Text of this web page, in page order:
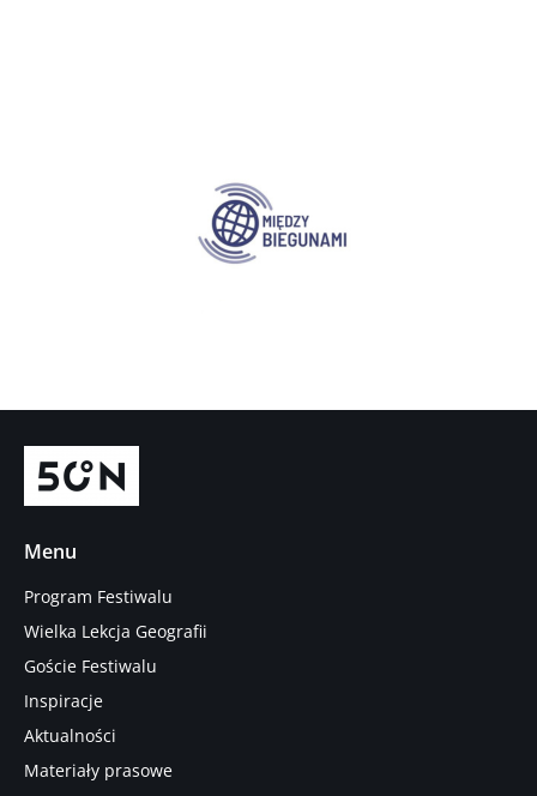
Menu
Program Festiwalu
Wielka Lekcja Geografii
Goście Festiwalu
Inspiracje
Aktualności
Materiały prasowe